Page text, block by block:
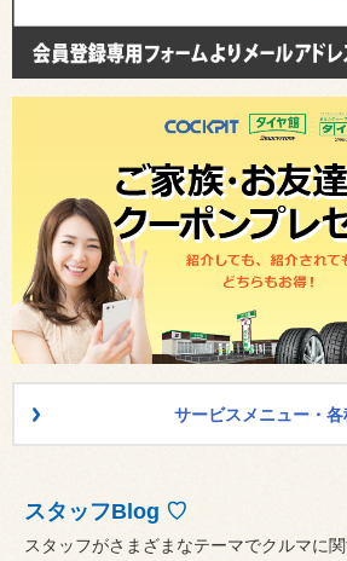
サービスメニュー・各
スタッフBlog ♡
スタッフがさまざまなテーマでクルマに